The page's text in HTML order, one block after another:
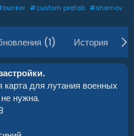
bunker #custom prefab #shemov
(1) История
карта для лутания военных
нужна.